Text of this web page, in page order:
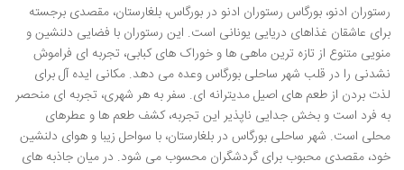
رستوران ادنو، بورگاس رستوران ادنو در بورگاس، بلغارستان، مقصدی برجسته
برای عاشقان غذاهای دریایی یونانی است. این رستوران با فضایی دلنشین و
منویی متنوع از تازه ترین ماهی ها و خوراک های کبابی، تجربه ای فراموش
نشدنی را در قلب شهر ساحلی بورگاس وعده می دهد. مکانی ایده آل برای
لذت بردن از طعم های اصیل مدیترانه ای. سفر به هر شهری، تجربه ای منحصر
به فرد است و بخش جدایی ناپذیر این تجربه، کشف طعم ها و عطرهای
محلی است. شهر ساحلی بورگاس در بلغارستان، با سواحل زیبا و هوای دلنشین
خود، مقصدی محبوب برای گردشگران محسوب می شود. در میان جاذبه های